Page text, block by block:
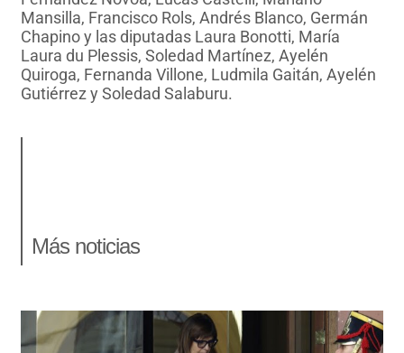
Mansilla, Francisco Rols, Andrés Blanco, Germán
Chapino y las diputadas Laura Bonotti, María
Laura du Plessis, Soledad Martínez, Ayelén
Quiroga, Fernanda Villone, Ludmila Gaitán, Ayelén
Gutiérrez y Soledad Salaburu.
Más noticias